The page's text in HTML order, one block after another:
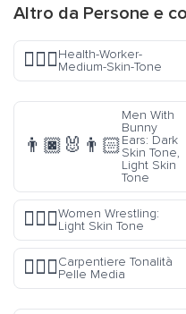
Altro da Persone e
🧑🏽‍⚕️Health-Worker-
Medium-Skin-Tone
👨🏿‍🐰‍👨🏻
Men With
Bunny
Ears: Dark
Skin Tone,
Light Skin
Tone
🤼🏻‍♀️Women Wrestling:
Light Skin Tone
👷🏽‍♂️Carpentiere Tonalità
Pelle Media